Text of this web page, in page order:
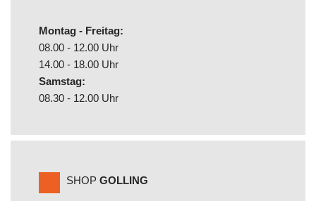
Montag - Freitag:
08.00 - 12.00 Uhr
14.00 - 18.00 Uhr
Samstag:
08.30 - 12.00 Uhr
SHOP GOLLING